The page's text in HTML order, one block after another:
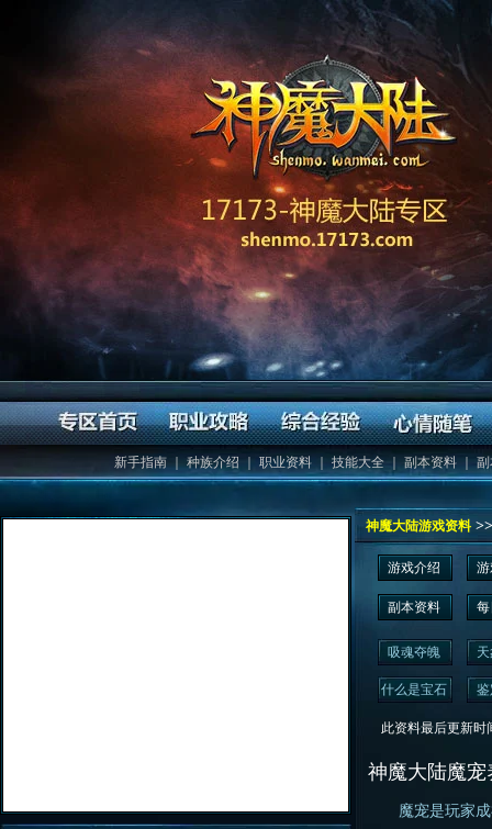
新手指南 种族介绍 ｜ 职业资料 ｜技能大全｜ 副本资料 ｜
神魔大陆游戏资料
游戏介绍
副本资料
吸魂夺魄
什么是宝石
此资料最后更新时
神魔大陆魔
魔宠是玩家成